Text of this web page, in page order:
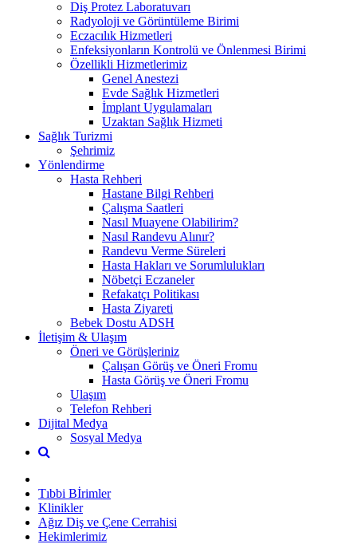
Diş Protez Laboratuvarı
Radyoloji ve Görüntüleme Birimi
Eczacılık Hizmetleri
Enfeksiyonların Kontrolü ve Önlenmesi Birimi
Özellikli Hizmetlerimiz
Genel Anestezi
Evde Sağlık Hizmetleri
İmplant Uygulamaları
Uzaktan Sağlık Hizmeti
Sağlık Turizmi
Şehrimiz
Yönlendirme
Hasta Rehberi
Hastane Bilgi Rehberi
Çalışma Saatleri
Nasıl Muayene Olabilirim?
Nasıl Randevu Alınır?
Randevu Verme Süreleri
Hasta Hakları ve Sorumlulukları
Nöbetçi Eczaneler
Refakatçı Politikası
Hasta Ziyareti
Bebek Dostu ADSH
İletişim & Ulaşım
Öneri ve Görüşleriniz
Çalışan Görüş ve Öneri Fromu
Hasta Görüş ve Öneri Fromu
Ulaşım
Telefon Rehberi
Dijital Medya
Sosyal Medya
Tıbbi Bİrimler
Klinikler
Ağız Diş ve Çene Cerrahisi
Hekimlerimiz